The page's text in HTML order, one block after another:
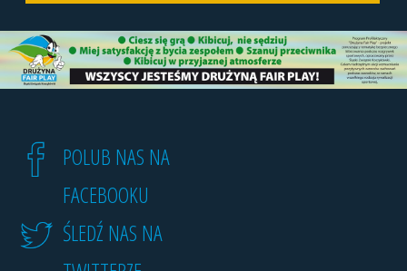
POLUB NAS NA
FACEBOOKU
ŚLEDŹ NAS NA